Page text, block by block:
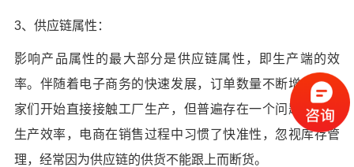
3、供应链属性：
影响产品属性的最大部分是供应链属性，即生产端的效
率。伴随着电子商务的快速发展，订单数量不断增加，卖
家们开始直接接触工厂生产，但普遍存在一个问题，就是
生产效率，电商在销售过程中习惯了快准性，忽视库存管
理，经常因为供应链的供货不能跟上而断货。